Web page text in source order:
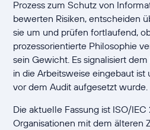
Prozess zum Schutz von
bewerten Risiken, entscheiden
sie um und prüfen fortlaufend,
prozessorientierte Philosophie
sein Gewicht. Es signalisiert
in die Arbeitsweise eingebaut
vor dem Audit aufgesetzt wurde.
Die aktuelle Fassung ist ISO/IEC
Organisationen mit dem älteren